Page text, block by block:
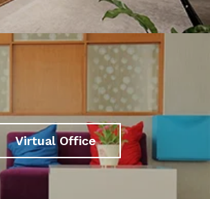
Virtual Office